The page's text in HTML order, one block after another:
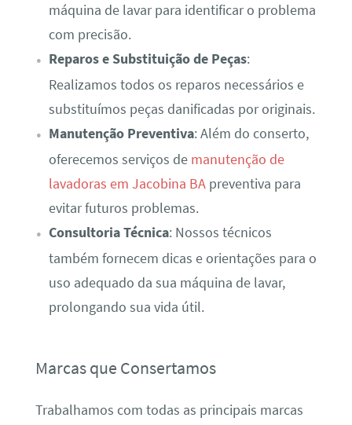
máquina de lavar para identificar o problema
com precisão.
Reparos e Substituição de Peças:
Realizamos todos os reparos necessários e
substituímos peças danificadas por originais.
Manutenção Preventiva: Além do conserto,
oferecemos serviços de manutenção de
lavadoras em Jacobina BApreventiva para
evitar futuros problemas.
Consultoria Técnica: Nossos técnicos
também fornecem dicas e orientações para o
uso adequado da sua máquina de lavar,
prolongando sua vida útil.
Marcas que Consertamos
Trabalhamos com todas as principais marcas